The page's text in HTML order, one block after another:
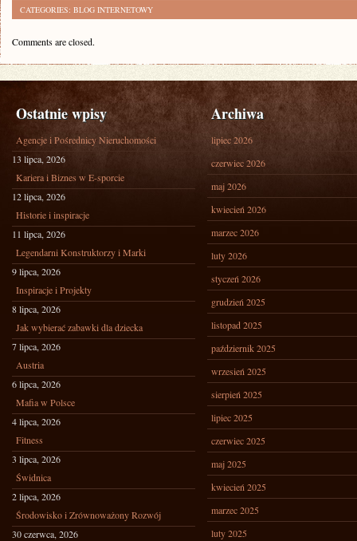
CATEGORIES: BLOG INTERNETOWY
Comments are closed.
Ostatnie wpisy
Agencje i Pośrednicy Nieruchomości
13 lipca, 2026
Kariera i Biznes w E-sporcie
12 lipca, 2026
Historie i inspiracje
11 lipca, 2026
Legendarni Konstruktorzy i Marki
9 lipca, 2026
Inspiracje i Projekty
8 lipca, 2026
Jak wybierać zabawki dla dziecka
7 lipca, 2026
Austria
6 lipca, 2026
Mafia w Polsce
4 lipca, 2026
Fitness
3 lipca, 2026
Świdnica
2 lipca, 2026
Środowisko i Zrównoważony Rozwój
30 czerwca, 2026
Archiwa
lipiec 2026
czerwiec 2026
maj 2026
kwiecień 2026
marzec 2026
luty 2026
styczeń 2026
grudzień 2025
listopad 2025
październik 2025
wrzesień 2025
sierpień 2025
lipiec 2025
czerwiec 2025
maj 2025
kwiecień 2025
marzec 2025
luty 2025